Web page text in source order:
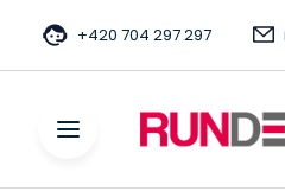
+420 704 297 297